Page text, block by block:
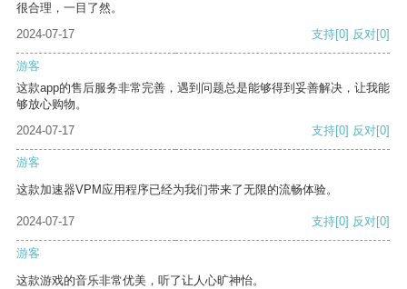
很合理，一目了然。
2024-07-17
支持[0] 反对[0]
游客
这款app的售后服务非常完善，遇到问题总是能够得到妥善解决，让我能
够放心购物。
2024-07-17
支持[0] 反对[0]
游客
这款加速器VPM应用程序已经为我们带来了无限的流畅体验。
2024-07-17 支持[0] 反对[0]
游客
这款游戏的音乐非常优美，听了让人心旷神怡。